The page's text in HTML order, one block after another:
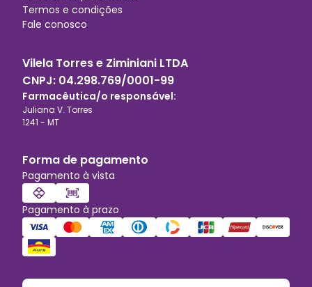
Termos e condições
Fale conosco
Vilela Torres e Ziminiani LTDA
CNPJ: 04.298.769/0001-99
Farmacêutica/o responsável:
Juliana V. Torres
1241 - MT
Forma de pagamento
Pagamento à vista
Pagamento à prazo